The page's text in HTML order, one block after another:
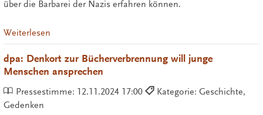
über die Barbarei der Nazis erfahren können.
Weiterlesen
dpa: Denkort zur Bücherverbrennung will junge
Menschen ansprechen
Pressestimme: 12.11.2024 17:00
Kategorie: Geschichte,
Gedenken